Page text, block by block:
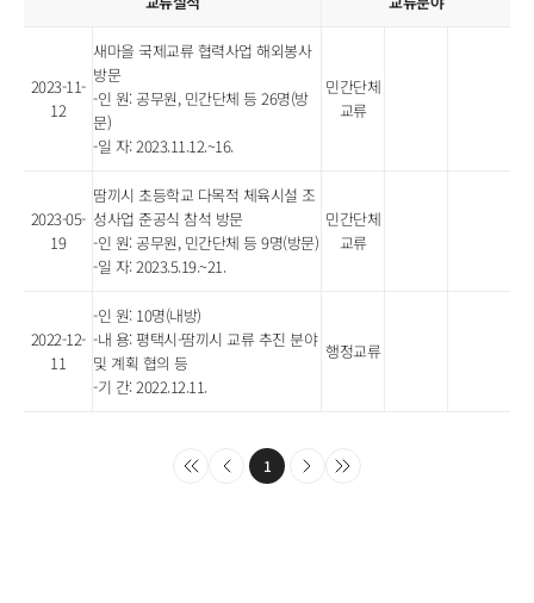
2023-11-
12
새마을 국제교류 협력사업 해외봉사
방문
-인 원: 공무원, 민간단체 등 26명(방
문)
-일 자: 2023.11.12.~16.
민간단체
교류
2023-05-
19
땀끼시 초등학교 다목적 체육시설 조
성사업 준공식 참석 방문
-인 원: 공무원, 민간단체 등 9명(방문)
-일 자: 2023.5.19.~21.
민간단체
교류
2022-12-
11
-인 원: 10명(내방)
-내 용: 평택시-땀끼시 교류 추진 분야
및 계획 협의 등
-기 간: 2022.12.11.
행정교류
1